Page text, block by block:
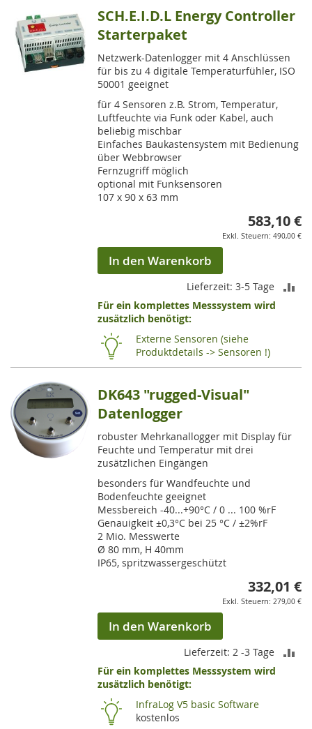
SCH.E.I.D.L Energy Controller
Starterpaket
Netzwerk-Datenlogger mit 4 Anschlüssen
für bis zu 4 digitale Temperaturfühler, ISO
50001 geeignet
für 4 Sensoren z.B. Strom, Temperatur,
Luftfeuchte via Funk oder Kabel, auch
beliebig mischbar
Einfaches Baukastensystem mit Bedienung
über Webbrowser
Fernzugriff möglich
optional mit Funksensoren
107 x 90 x 63 mm
583,10 €
490,00 €
In den Warenkorb
Lieferzeit: 3-5 Tage
Für ein komplettes Messsystem wird
zusätzlich benötigt:
Externe Sensoren (siehe
Produktdetails -> Sensoren !)
DK643 "rugged-Visual"
Datenlogger
robuster Mehrkanallogger mit Display für
Feuchte und Temperatur mit drei
zusätzlichen Eingängen
besonders für Wandfeuchte und
Bodenfeuchte geeignet
Messbereich -40...+90°C / 0 ... 100 %rF
Genauigkeit ±0,3°C bei 25 °C / ±2%rF
2 Mio. Messwerte
Ø 80 mm, H 40mm
IP65, spritzwassergeschützt
332,01 €
279,00 €
In den Warenkorb
Lieferzeit: 2 -3 Tage
Für ein komplettes Messsystem wird
zusätzlich benötigt:
InfraLog V5 basic Software
kostenlos